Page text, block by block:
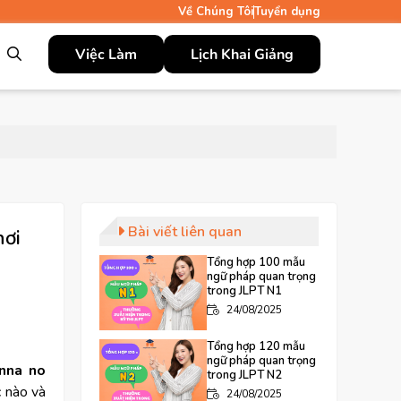
Về Chúng TôiTuyển dụng
Việc Làm Lịch Khai Giảng
no
và
Bài viết liên quan
Tổng hợp 100 mẫu
ngữ pháp quan trọng
trong JLPT N1
24/08/2025
Tổng hợp 120 mẫu
ngữ pháp quan trọng
trong JLPT N2
24/08/2025